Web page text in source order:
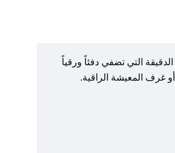
التي تضفي دفئاً ورقياً
غرف المعيشة الراقية.